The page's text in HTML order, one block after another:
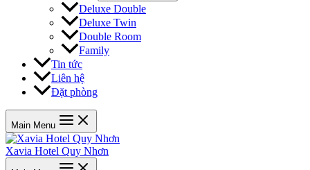
Deluxe Double
Deluxe Twin
Double Room
Family
Tin tức
Liên hệ
Đặt phòng
Main Menu
Xavia Hotel Quy Nhơn